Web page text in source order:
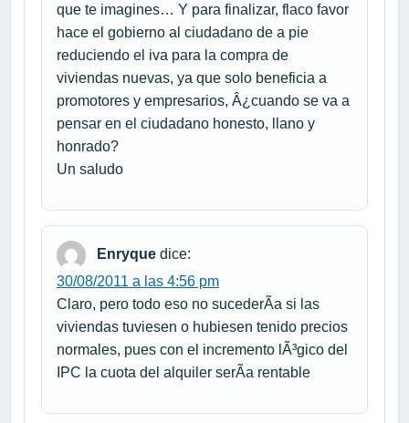
que te imagines… Y para finalizar, flaco favor
hace el gobierno al ciudadano de a pie
reduciendo el iva para la compra de
viviendas nuevas, ya que solo beneficia a
promotores y empresarios, Â¿cuando se va a
pensar en el ciudadano honesto, llano y
honrado?
Un saludo
Enryque dice:
30/08/2011 a las 4:56 pm
Claro, pero todo eso no sucederÃ­a si las
viviendas tuviesen o hubiesen tenido precios
normales, pues con el incremento lÃ³gico del
IPC la cuota del alquiler serÃ­a rentable